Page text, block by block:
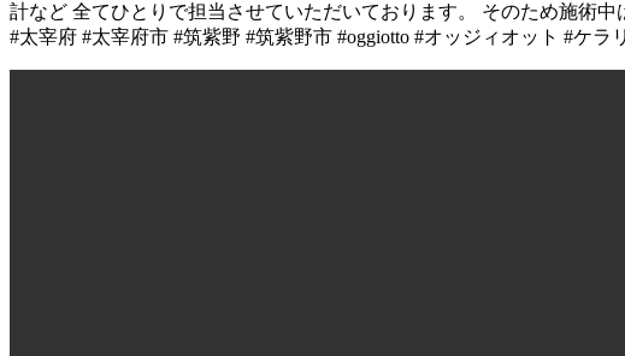
計など 全てひとりで担当させていただいております。 そのため施術
#太宰府 #太宰府市 #筑紫野 #筑紫野市 #oggiotto #オッジィオット #ケ